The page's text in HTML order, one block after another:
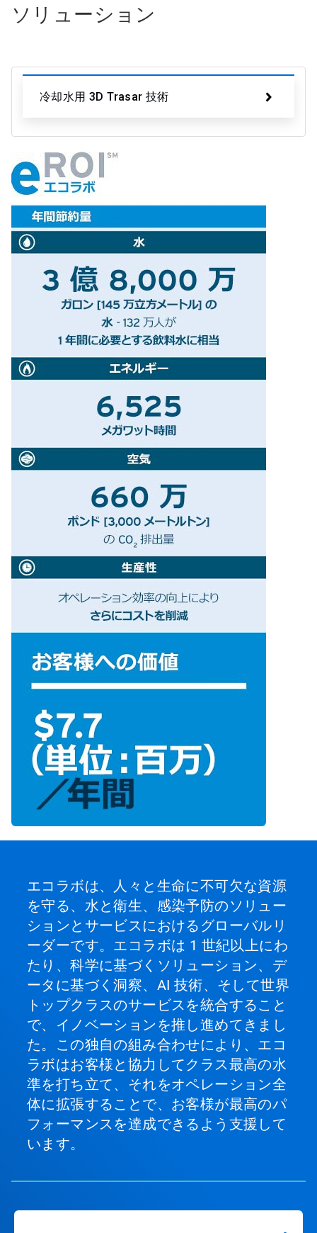
ソリューション
冷却水用 3D Trasar 技術
エコラボは、人々と生命に不可欠な資源
を守る、水と衛生、感染予防のソリュー
ションとサービスにおけるグローバルリ
ーダーです。エコラボは 1 世紀以上にわ
たり、科学に基づくソリューション、デ
ータに基づく洞察、AI 技術、そして世界
トップクラスのサービスを統合すること
で、イノベーションを推し進めてきまし
た。この独自の組み合わせにより、エコ
ラボはお客様と協力してクラス最高の水
準を打ち立て、それをオペレーション全
体に拡張することで、お客様が最高のパ
フォーマンスを達成できるよう支援して
います。